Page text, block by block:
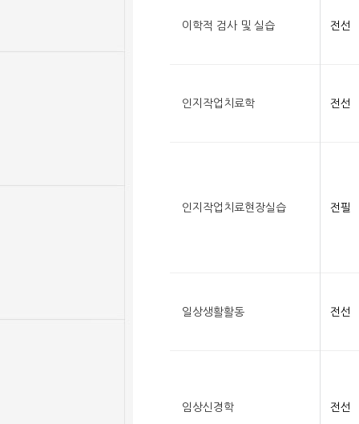
이학적 검사 및 실습 전선
인지작업치료학 전선
인지작업치료현장실습 전필
일상생활활동 전선
임상신경학 전선